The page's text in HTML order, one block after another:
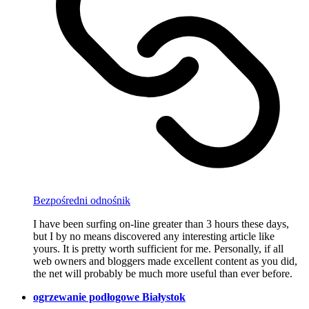
Bezpośredni odnośnik
I have been surfing on-line greater than 3 hours these days,
but I by no means discovered any interesting article like
yours. It is pretty worth sufficient for me. Personally, if all
web owners and bloggers made excellent content as you did,
the net will probably be much more useful than ever before.
ogrzewanie podłogowe Białystok